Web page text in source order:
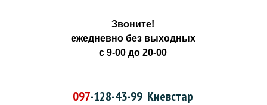
Звоните!
ежедневно без выходных
с 9-00 до 20-00
097-128-43-99 Киевстар